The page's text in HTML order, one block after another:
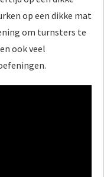
op een dikke mat
om turnsters te
ook veel